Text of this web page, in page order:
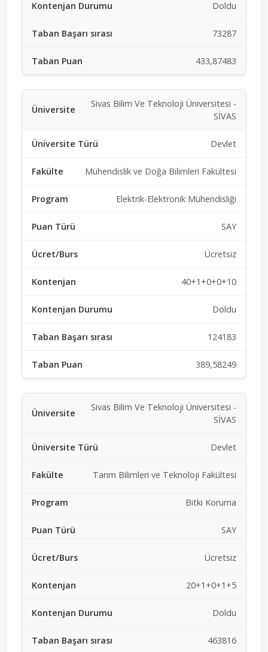
Doldu
73287
433,87483
Sivas Bilim Ve Teknoloji Üniversitesi -
SİVAS
Devlet
Mühendislik ve Doğa Bilimleri Fakültesi
Elektrik-Elektronik Mühendisliği
SAY
Ücretsiz
40+1+0+0+10
Doldu
124183
389,58249
Sivas Bilim Ve Teknoloji Üniversitesi -
SİVAS
Devlet
Tarım Bilimleri ve Teknoloji Fakültesi
Bitki Koruma
SAY
Ücretsiz
20+1+0+1+5
Doldu
463816